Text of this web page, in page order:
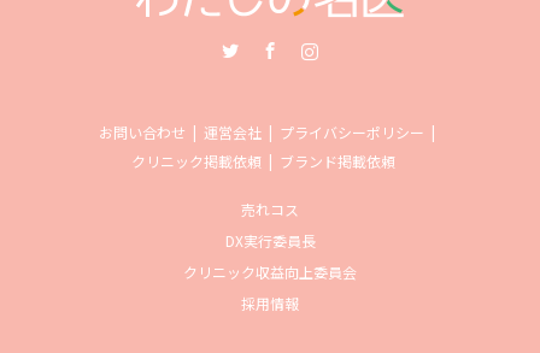
お問い合わせ 運営会社
プライバシーポリシー
クリニック掲載依頼
ブランド掲載依頼
売れコス
DX実行委員長
クリニック収益向上委員会
採用情報